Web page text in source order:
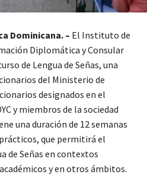
Dominicana. – El Instituto de
Diplomática y Consular
de Lengua de Señas, una
del Ministerio de
designados en el
y miembros de la sociedad
una duración de 12 semanas
que permitirá el
de Señas en contextos
y en otros ámbitos.